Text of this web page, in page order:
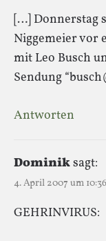
[…] Donnerstag
Niggemeier vor
mit Leo Busch
Sendung
Antworten
Dominiksagt:
4. April 2007 um
GEHRINVIRUS: